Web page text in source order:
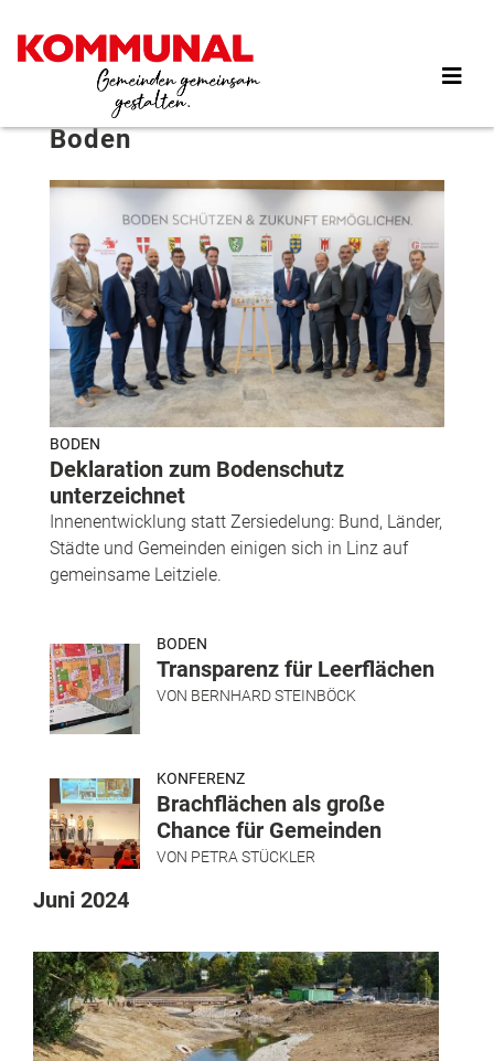
Inhalt
Boden
BODEN
Deklaration zum Bodenschutz
unterzeichnet
Innenentwicklung statt Zersiedelung: Bund, Länder,
Städte und Gemeinden einigen sich in Linz auf
gemeinsame Leitziele.
BODEN
Transparenz für Leerflächen
VON BERNHARD STEINBÖCK
KONFERENZ
Brachflächen als große
Chance für Gemeinden
VON PETRA STÜCKLER
Juni 2024